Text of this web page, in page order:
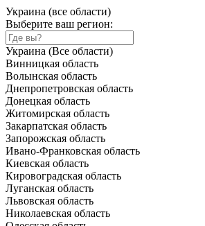
Украина (все области)
Выберите ваш регион:
Украина (Все области)
Винницкая область
Волынская область
Днепропетровская область
Донецкая область
Житомирская область
Закарпатская область
Запорожская область
Ивано-Франковская область
Киевская область
Кировоградская область
Луганская область
Львовская область
Николаевская область